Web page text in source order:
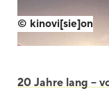
© kinovi[sie]on
20 Jahre lang –